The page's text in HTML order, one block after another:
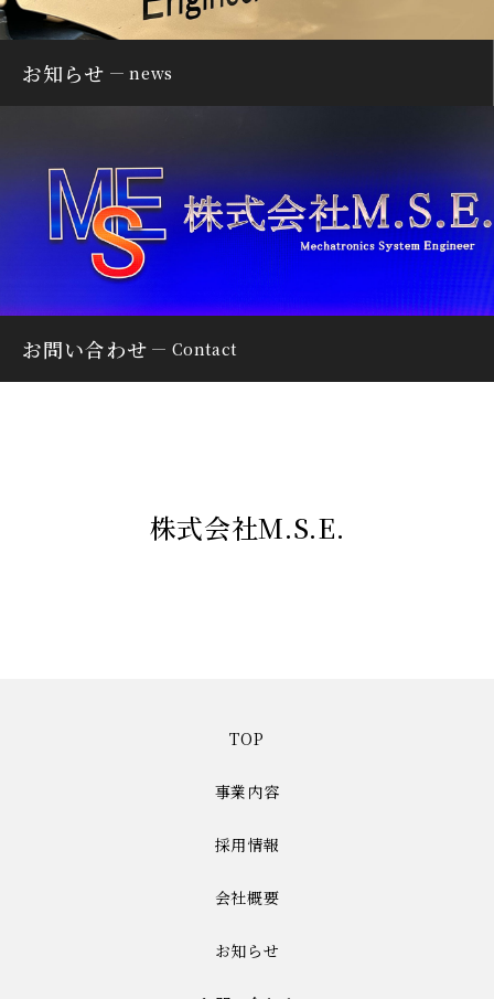
お知らせ news
お問い合わせ Contact
株式会社M.S.E.
TOP
事業内容
採用情報
会社概要
お知らせ